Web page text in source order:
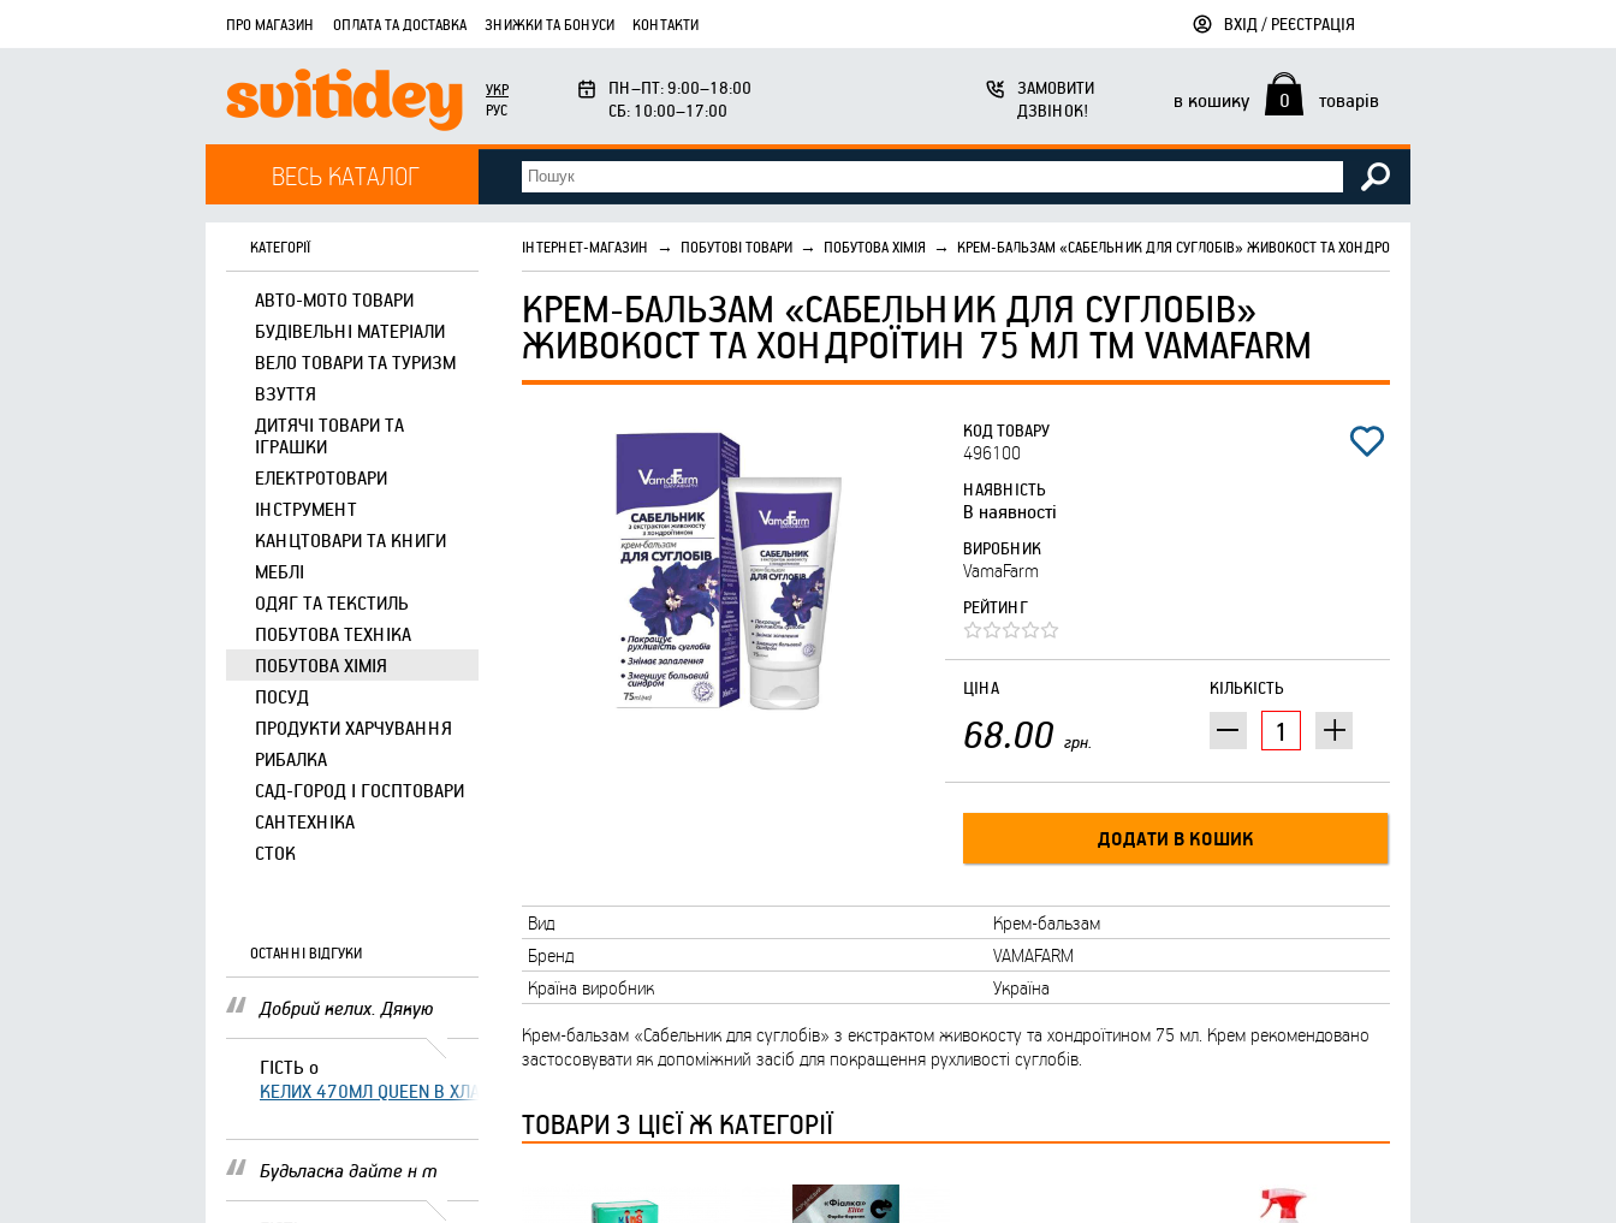
ПРО МАГАЗИН ОПЛАТА ТА ДОСТАВКА ЗНИЖКИ ТА БОНУСИ КОНТАКТИ ВХІД / РЕЄСТРАЦІЯ
УКР
РУС
ПН–ПТ: 9:00–18:00
СБ: 10:00–17:00
ЗАМОВИТИ
ДЗВІНОК!
в кошику 0 товарів
ВЕСЬ КАТАЛОГ
КАТЕГОРІЇ
АВТО-МОТО ТОВАРИ
БУДІВЕЛЬНІ МАТЕРІАЛИ
ВЕЛО ТОВАРИ ТА ТУРИЗМ
ВЗУТТЯ
ДИТЯЧІ ТОВАРИ ТА
ІГРАШКИ
ЕЛЕКТРОТОВАРИ
ІНСТРУМЕНТ
КАНЦТОВАРИ ТА КНИГИ
МЕБЛІ
ОДЯГ ТА ТЕКСТИЛЬ
ПОБУТОВА ТЕХНІКА
ПОБУТОВА ХІМІЯ
ПОСУД
ПРОДУКТИ ХАРЧУВАННЯ
РИБАЛКА
САД-ГОРОД І ГОСПТОВАРИ
САНТЕХНІКА
СТОК
ОСТАННІ ВІДГУКИ
Добрий келих. Дякую
ГІСТЬ о
КЕЛИХ 470МЛ QUEEN В ХЛАМІНГО ТМ FARGLASS
Будьласка дайте н т
ІНТЕРНЕТ-МАГАЗИН → ПОБУТОВІ ТОВАРИ → ПОБУТОВА ХІМІЯ → КРЕМ-БАЛЬЗАМ «САБЕЛЬНИК ДЛЯ СУГЛОБІВ» ЖИВОКОСТ ТА ХОНДРОЇТИН 75 МЛ ТМ VAMAFARM
КРЕМ-БАЛЬЗАМ «САБЕЛЬНИК ДЛЯ СУГЛОБІВ»
ЖИВОКОСТ ТА ХОНДРОЇТИН 75 МЛ ТМ VAMAFARM
КОД ТОВАРУ
496100
НАЯВНІСТЬ
В наявності
ВИРОБНИК
VamaFarm
РЕЙТИНГ
КІЛЬКІСТЬ
ЦІНА
68.00 грн.
Вид
Крем-бальзам
Бренд
VAMAFARM
Країна виробник
Україна
Крем-бальзам «Сабельник для суглобів» з екстрактом живокосту та хондроїтином 75 мл. Крем рекомендовано
застосовувати як допоміжний засіб для покращення рухливості суглобів.
ТОВАРИ З ЦІЄЇ Ж КАТЕГОРІЇ